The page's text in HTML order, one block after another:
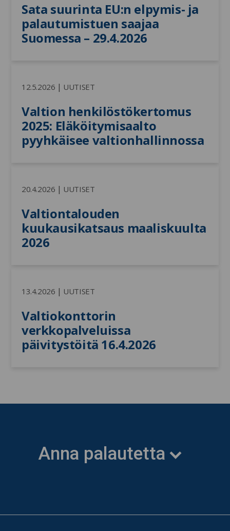
Sata suurinta EU:n elpymis- ja
palautumistuen saajaa
Suomessa – 29.4.2026
12.5.2026 | UUTISET
Valtion henkilöstökertomus
2025: Eläköitymisaalto
pyyhkäisee valtionhallinnossa
20.4.2026 | UUTISET
Valtiontalouden
kuukausikatsaus maaliskuulta
2026
13.4.2026 | UUTISET
Valtiokonttorin
verkkopalveluissa
päivitystöitä 16.4.2026
Anna palautetta